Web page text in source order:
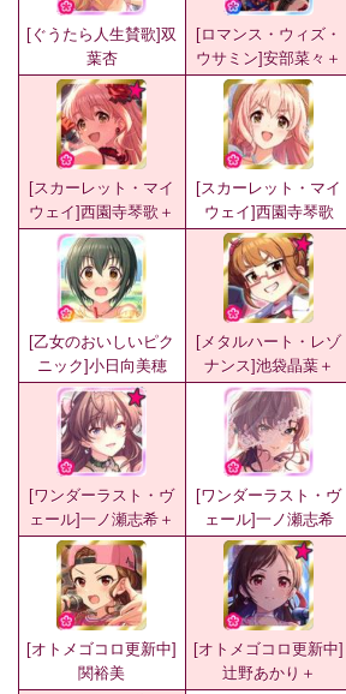
[ぐうたら人生賛歌]双
葉杏
[ロマンス・ウィズ・
ウサミン]安部菜々＋
[スカーレット・マイ
ウェイ]西園寺琴歌＋
[スカーレット・マイ
ウェイ]西園寺琴歌
[乙女のおいしいピク
ニック]小日向美穂
[メタルハート・レゾ
ナンス]池袋晶葉＋
[ワンダーラスト・ヴ
ェール]一ノ瀬志希＋
[ワンダーラスト・ヴ
ェール]一ノ瀬志希
[オトメゴコロ更新中]
関裕美
[オトメゴコロ更新中]
辻野あかり＋